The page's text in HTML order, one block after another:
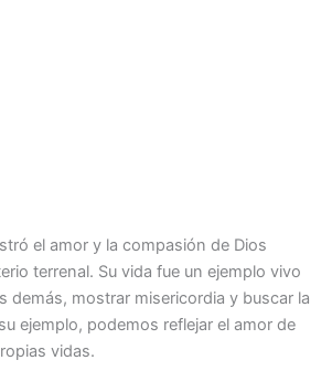
el amor y la compasión de Dios
terrenal. Su vida fue un ejemplo vivo
demás, mostrar misericordia y buscar la
ejemplo, podemos reflejar el amor de
vidas.